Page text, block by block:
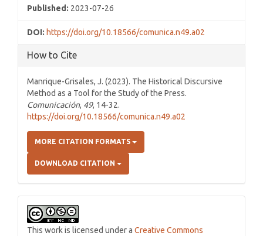
Published: 2023-07-26
DOI: https://doi.org/10.18566/comunica.n49.a02
How to Cite
Manrique-Grisales, J. (2023). The Historical Discursive
Method as a Tool for the Study of the Press.
Comunicación, 49, 14-32.
https://doi.org/10.18566/comunica.n49.a02
MORE CITATION FORMATS
DOWNLOAD CITATION
This work is licensed under a Creative Commons